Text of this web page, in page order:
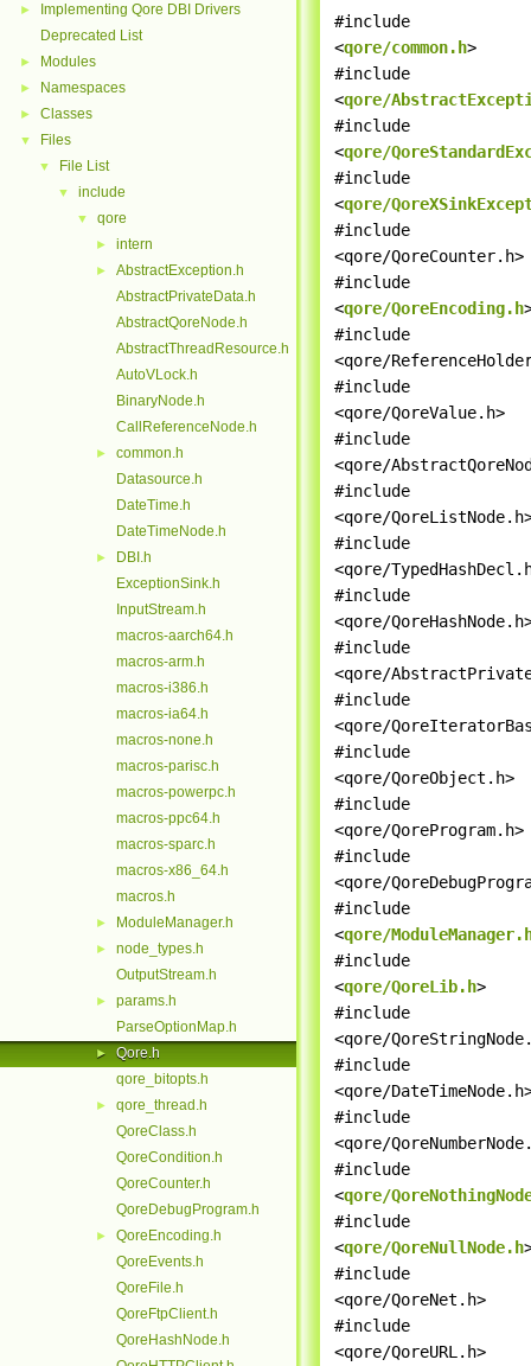
►
Implementing Qore DBI Drivers
Deprecated List
► Modules
► Namespaces
► Classes
▼ Files
▼ File List
▼ include
▼ qore
► intern
►
AbstractException.h
AbstractPrivateData.h
AbstractQoreNode.h
AbstractThreadResource.h
AutoVLock.h
BinaryNode.h
CallReferenceNode.h
►
common.h
Datasource.h
DateTime.h
DateTimeNode.h
►
DBI.h
ExceptionSink.h
InputStream.h
macros-aarch64.h
macros-arm.h
macros-i386.h
macros-ia64.h
macros-none.h
macros-parisc.h
macros-powerpc.h
macros-ppc64.h
macros-sparc.h
macros-x86_64.h
macros.h
► ModuleManager.h
►
node_types.h
OutputStream.h
►
params.h
ParseOptionMap.h
►
Qore.h
qore_bitopts.h
►
qore_thread.h
QoreClass.h
QoreCondition.h
QoreCounter.h
QoreDebugProgram.h
►
QoreEncoding.h
QoreEvents.h
QoreFile.h
QoreFtpClient.h
QoreHashNode.h
#include
<qore/common.h>
#include
<qore/
#include
<qore/
#include
<qore/
#include
<qore/QoreCounter.h>
#include
<qore/QoreEncoding.h
#include
<qore/
#include
<qore/QoreValue.h>
#include
<qore/
#include
<qore/
#include
<qore/
#include
<qore/
#include
<qore/
#include
<qore/
#include
<qore/QoreObject.h>
#include
<qore/QoreProgram.h>
#include
<qore/
#include
<qore/
#include
<qore/QoreLib.h>
#include
<qore/
#include
<qore/
#include
<qore/
#include
<qore/
#include
<qore/QoreNullNode.h
#include
<qore/QoreNet.h>
#include
<qore/QoreURL.h>